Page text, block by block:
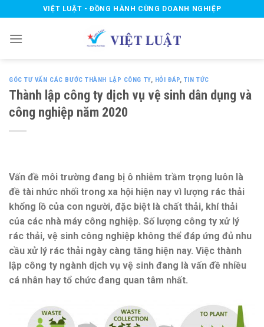
to
content
VIỆT LUẬT - ĐỒNG HÀNH CÙNG DOANH NGHIỆP
GÓC TƯ VẤN CÁC BƯỚC THÀNH LẬP CÔNG TY, HỎI ĐÁP, TIN TỨC
Thành lập công ty dịch vụ vệ sinh dân dụng và
công nghiệp năm 2020
Vấn đề môi trường đang bị ô nhiễm trầm trọng luôn là
đề tài nhức nhối trong xa hội hiện nay vì lượng rác thải
khổng lồ của con người, đặc biệt là chất thải, khí thải
của các nhà máy công nghiệp. Số lượng công ty xử lý
rác thải, vệ sinh công nghiệp không thể đáp ứng đủ nhu
cầu xử lý rác thải ngày càng tăng hiện nay. Việc thành
lập công ty ngành dịch vụ vệ sinh đang là vấn đề nhiều
cá nhân hay tổ chức đang quan tâm nhất.